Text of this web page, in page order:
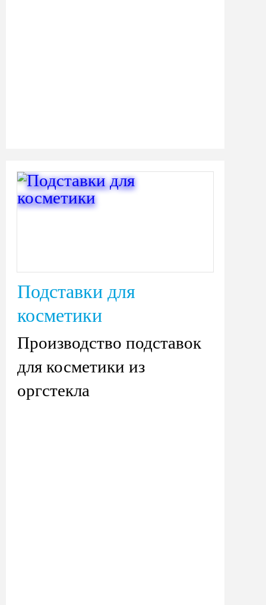
Подставки для
косметики
Производство подставок
для косметики из
оргстекла